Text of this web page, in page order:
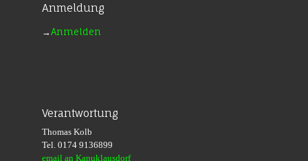
Anmeldung
→Anmelden
Verantwortung
Thomas Kolb
Tel. 0174 9136899
email an Kanuklausdorf